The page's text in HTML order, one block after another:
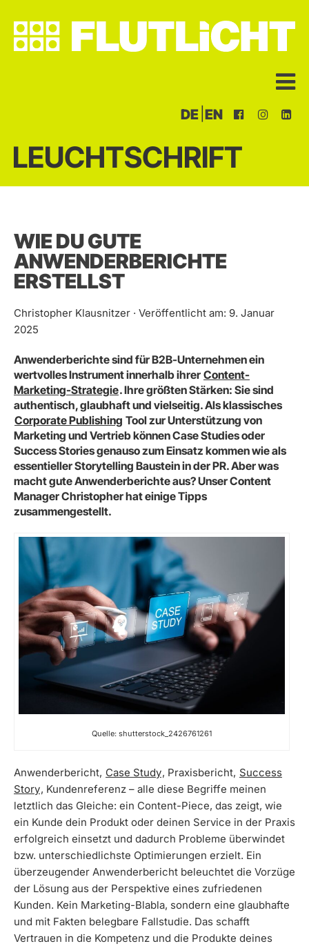
DE EN
LEUCHTSCHRIFT
WIE DU GUTE
ANWENDERBERICHTE
ERSTELLST
Christopher Klausnitzer · Veröffentlicht am: 9. Januar
2025
Anwenderberichte sind für B2B-Unternehmen ein
wertvolles Instrument innerhalb ihrer Content-
Marketing-Strategie. Ihre größten Stärken: Sie sind
authentisch, glaubhaft und vielseitig. Als klassisches
Corporate Publishing Tool zur Unterstützung von
Marketing und Vertrieb können Case Studies oder
Success Stories genauso zum Einsatz kommen wie als
essentieller Storytelling Baustein in der PR. Aber was
macht gute Anwenderberichte aus? Unser Content
Manager Christopher hat einige Tipps
zusammengestellt.
Quelle: shutterstock_2426761261
Anwenderbericht, Case Study, Praxisbericht, Success
Story, Kundenreferenz – alle diese Begriffe meinen
letztlich das Gleiche: ein Content-Piece, das zeigt, wie
ein Kunde dein Produkt oder deinen Service in der Praxis
erfolgreich einsetzt und dadurch Probleme überwindet
bzw. unterschiedlichste Optimierungen erzielt. Ein
überzeugender Anwenderbericht beleuchtet die Vorzüge
der Lösung aus der Perspektive eines zufriedenen
Kunden. Kein Marketing-Blabla, sondern eine glaubhafte
und mit Fakten belegbare Fallstudie. Das schafft
Vertrauen in die Kompetenz und die Produkte deines